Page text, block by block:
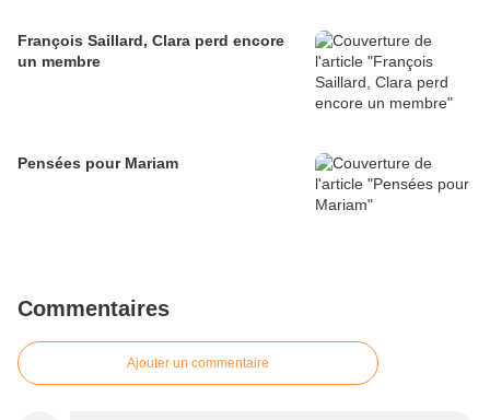
François Saillard, Clara perd encore
un membre
Pensées pour Mariam
Commentaires
Ajouter un commentaire